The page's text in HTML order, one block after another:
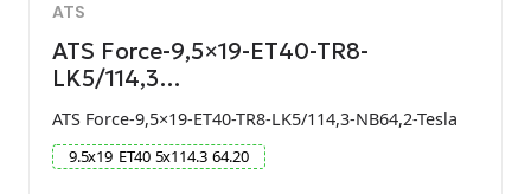
ATS
ATS Force-9,5×19-ET40-TR8-
LK5/114,3…
ATS Force-9,5×19-ET40-TR8-LK5/114,3-NB64,2-Tesla
9.5x19 ET40 5x114.3 64.20